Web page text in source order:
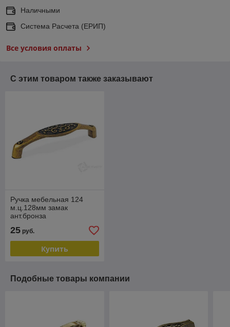
Наличными
Система Расчета (ЕРИП)
Все условия оплаты
С этим товаром также заказывают
Ручка мебельная 124
м.ц.128мм замак
ант.бронза
25 руб.
Купить
Подобные товары компании